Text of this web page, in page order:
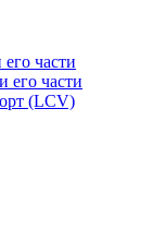
части
его части
(LCV)